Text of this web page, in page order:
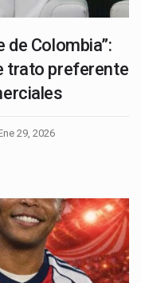
de Colombia”:
trato preferente
29, 2026